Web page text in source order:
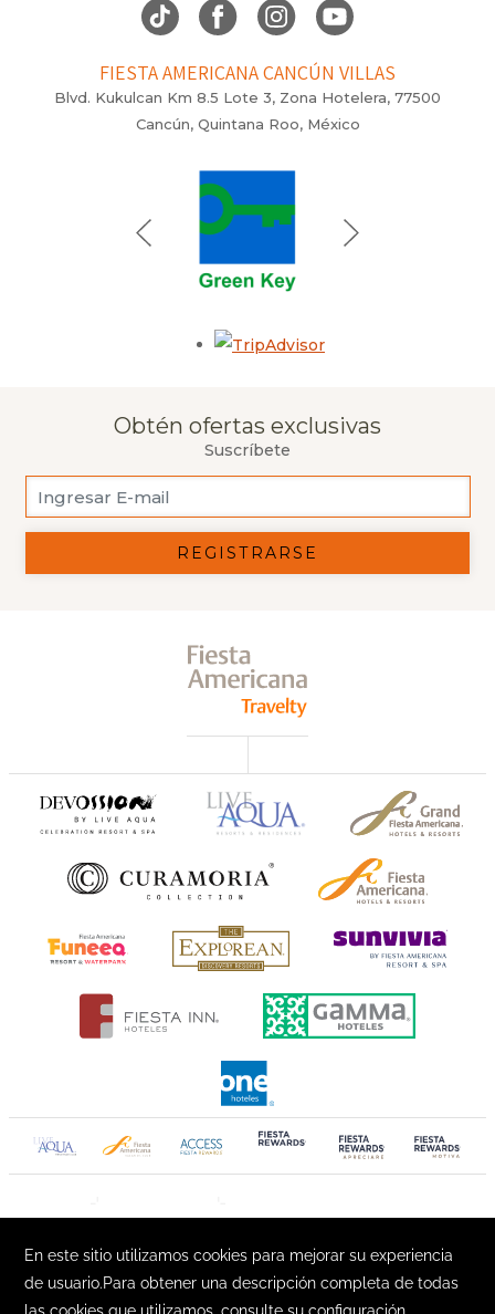
FIESTA AMERICANA CANCÚN VILLAS
Blvd. Kukulcan Km 8.5 Lote 3, Zona Hotelera, 77500
Cancún, Quintana Roo, México
Obtén ofertas exclusivas
Suscríbete
REGISTRARSE